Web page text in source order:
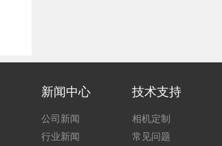
新闻中心
公司新闻
行业新闻
技术支持
相机定制
常见问题